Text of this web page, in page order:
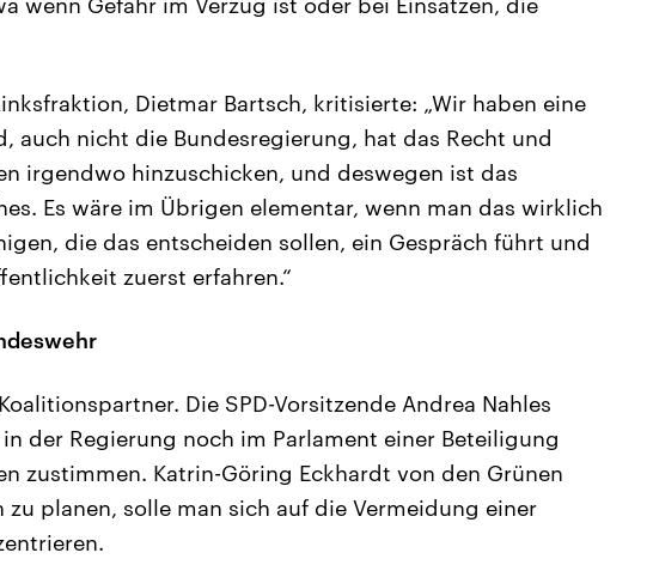
Dietmar Bartsch, kritisierte: „Wir haben eine
auch nicht die Bundesregierung, hat das Recht und
irgendwo hinzuschicken, und deswegen ist das
Es wäre im Übrigen elementar, wenn man das wirklich
die das entscheiden sollen, ein Gespräch führt und
zuerst erfahren.“
Die SPD-Vorsitzende Andrea Nahles
der Regierung noch im Parlament einer Beteiligung
zustimmen. Katrin-Göring Eckhardt von den Grünen
planen, solle man sich auf die Vermeidung einer